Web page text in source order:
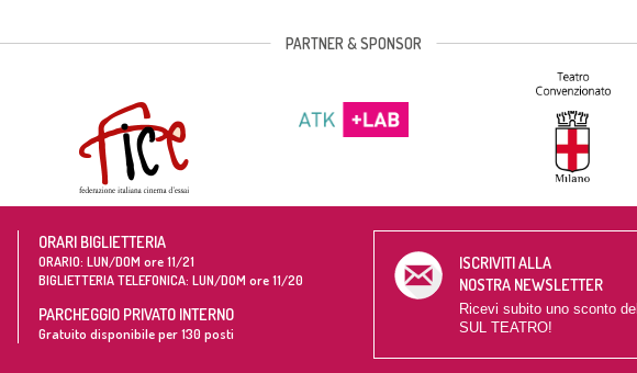
PARTNER & SPONSOR
ORARI BIGLIETTERIA
ORARIO: LUN/DOM ore 11/21
BIGLIETTERIA TELEFONICA: LUN/DOM ore 11/20
PARCHEGGIO PRIVATO INTERNO
Gratuito disponibile per 130 posti
ISCRIVITI ALLA
NOSTRA NEWSLETTER
Ricevi subito uno sconto del
SUL TEATRO!